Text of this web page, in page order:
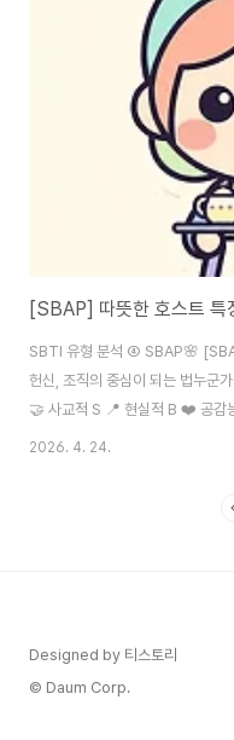
SBTI 유형 분석 ④ SBAP🌸
헌신, 조직의 중심이 되는 법누군
🤝 사교적 S 📍 현실적 B ❤️ 공감
인가요? 동료의 생일이나 기념일
조금 더 고생하더라도 팀이 잘 되
2026. 4. 24.
Designed by 티스토리
© Daum Corp.